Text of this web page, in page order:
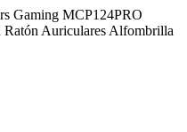
Gaming MCP124PRO
Auriculares Alfombrilla